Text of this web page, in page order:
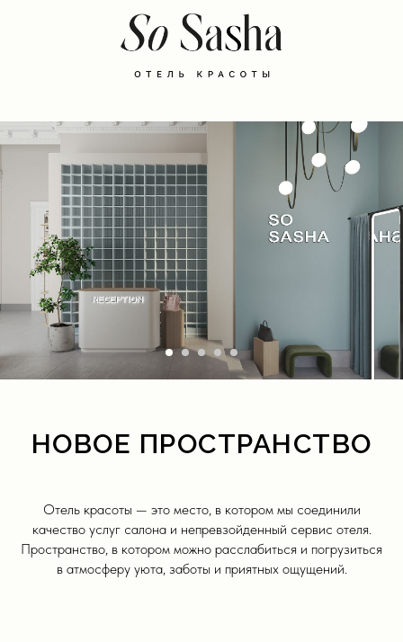
НОВОЕ ПРОСТРАНСТВО
Отель красоты — это место, в котором мы соединили
качество услуг салона и непревзойденный сервис отеля.
Пространство, в котором можно расслабиться и погрузиться
в атмосферу уюта, заботы и приятных ощущений.